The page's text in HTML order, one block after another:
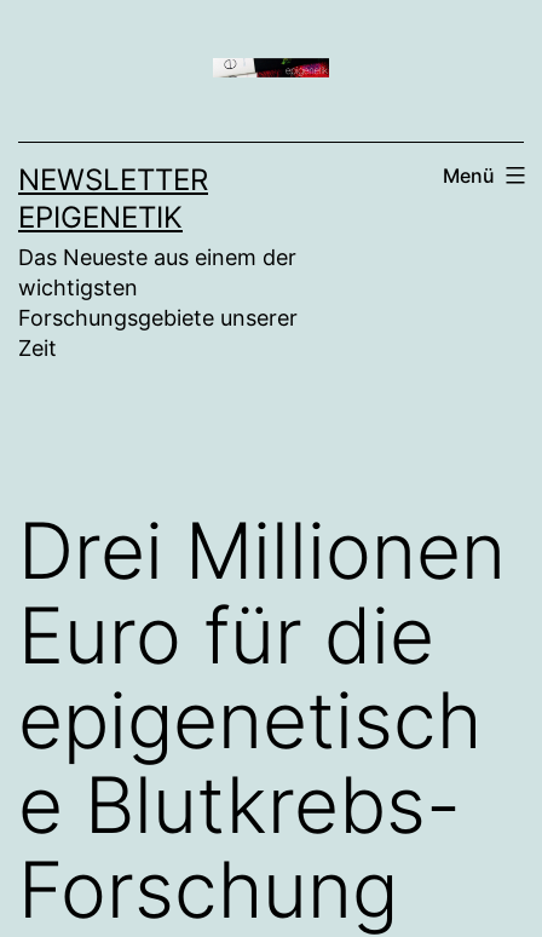
NEWSLETTER
EPIGENETIK
Das Neueste aus einem der
wichtigsten
Forschungsgebiete unserer
Zeit
Menü
Drei Millionen
Euro für die
epigenetisch
e Blutkrebs-
Forschung